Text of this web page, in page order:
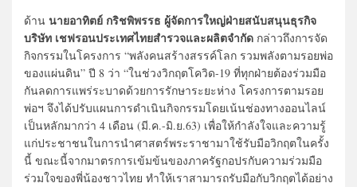
ด้าน นายอาทิตย์ กริชพิพรรธ ผู้จัดการใหญ่ฝ่ายสนับสนุนธุรกิจ
บริษัท เชฟรอนประเทศไทยสำรวจและผลิตจำกัด กล่าวถึงการจัด
กิจกรรมในโครงการ “พลังคนสร้างสรรค์โลก รวมพลังตามรอยพ่อ
ของแผ่นดิน” ปี 8 ว่า “ในช่วงวิกฤตโควิด-19 ที่ทุกฝ่ายต้องร่วมมือ
กันลดการแพร่ระบาดด้วยการรักษาระยะห่าง โครงการตามรอย
พ่อฯ จึงได้ปรับแผนการดำเนินกิจกรรมโดยเน้นช่องทางออนไลน์
เป็นหลักมากว่า 4 เดือน (มี.ค.-มิ.ย.63) เพื่อให้กำลังใจและความรู้
แก่ประชาชนในการนำศาสตร์พระราชามาใช้รับมือวิกฤตในครั้ง
นี้ ขณะนี้จากมาตรการเข้มข้นของภาครัฐกอปรกับความร่วมมือ
ร่วมใจของพี่น้องชาวไทย ทำให้เราสามารถรับมือกับวิกฤตได้อย่าง